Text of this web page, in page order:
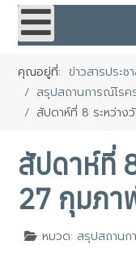
คุณอยู่ที่:ข่าวสารประ
สรุปสถานการณ์โรค
สัปดาห์ที่ 8 ระหว่า
สัปดาห์ที่
27 กุมภา
หมวด: สรุปสถานก